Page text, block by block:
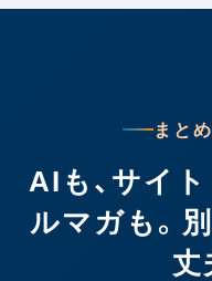
まと
AIも、サイト
ルマガも。
丈